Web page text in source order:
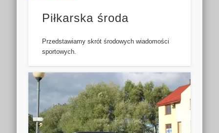
Piłkarska środa
Przedstawiamy skrót środowych wiadomości
sportowych.